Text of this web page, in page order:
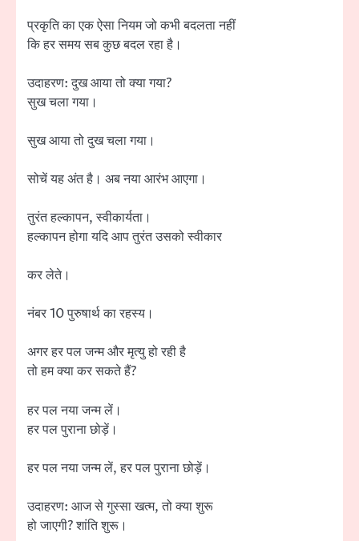
प्रकृति का एक ऐसा नियम जो कभी बदलता नहीं
कि हर समय सब कुछ बदल रहा है।
उदाहरण: दुख आया तो क्या गया?
सुख चला गया।
सुख आया तो दुख चला गया।
सोचें यह अंत है। अब नया आरंभ आएगा।
तुरंत हल्कापन, स्वीकार्यता।
हल्कापन होगा यदि आप तुरंत उसको स्वीकार
कर लेते।
नंबर 10 पुरुषार्थ का रहस्य।
अगर हर पल जन्म और मृत्यु हो रही है
तो हम क्या कर सकते हैं?
हर पल नया जन्म लें।
हर पल पुराना छोड़ें।
हर पल नया जन्म लें, हर पल पुराना छोड़ें।
उदाहरण: आज से गुस्सा खत्म, तो क्या शुरू
हो जाएगी? शांति शुरू।